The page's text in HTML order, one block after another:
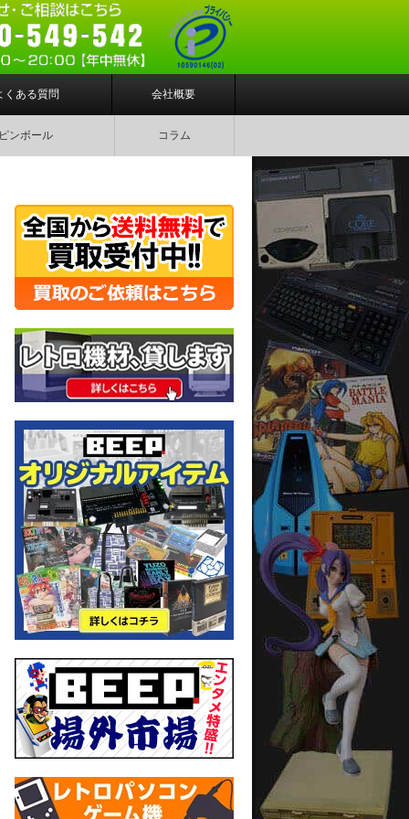
くある質問 会社概要
ンボール コラム